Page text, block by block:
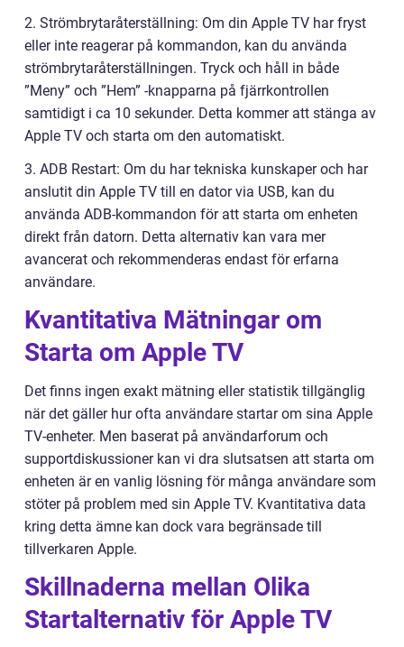
2. Strömbrytaråterställning: Om din Apple TV har fryst
eller inte reagerar på kommandon, kan du använda
strömbrytaråterställningen. Tryck och håll in både
”Meny” och ”Hem” -knapparna på fjärrkontrollen
samtidigt i ca 10 sekunder. Detta kommer att stänga av
Apple TV och starta om den automatiskt.
3. ADB Restart: Om du har tekniska kunskaper och har
anslutit din Apple TV till en dator via USB, kan du
använda ADB-kommandon för att starta om enheten
direkt från datorn. Detta alternativ kan vara mer
avancerat och rekommenderas endast för erfarna
användare.
Kvantitativa Mätningar om
Starta om Apple TV
Det finns ingen exakt mätning eller statistik tillgänglig
när det gäller hur ofta användare startar om sina Apple
TV-enheter. Men baserat på användarforum och
supportdiskussioner kan vi dra slutsatsen att starta om
enheten är en vanlig lösning för många användare som
stöter på problem med sin Apple TV. Kvantitativa data
kring detta ämne kan dock vara begränsade till
tillverkaren Apple.
Skillnaderna mellan Olika
Startalternativ för Apple TV